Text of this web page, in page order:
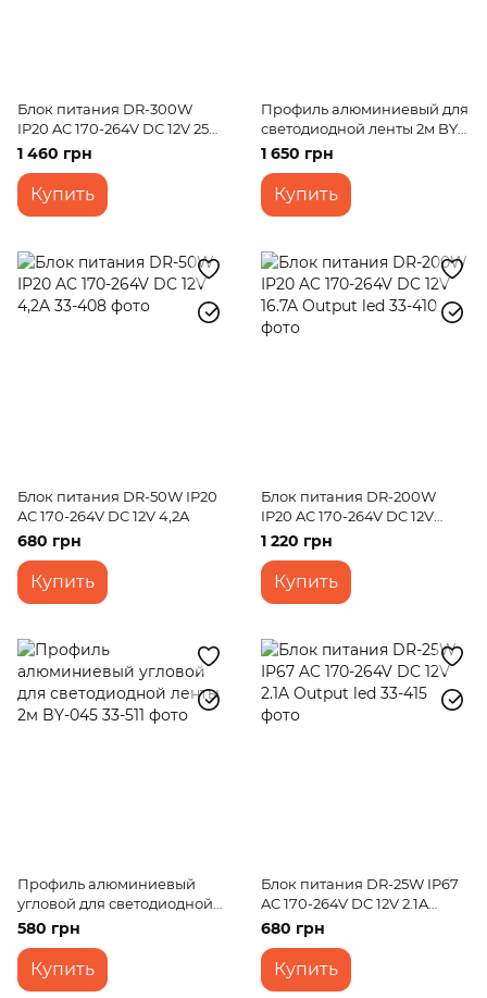
Блок питания DR-300W
IP20 AC 170-264V DC 12V 25A
Output led
1 460 грн
Купить
Профиль алюминиевый для
светодиодной ленты 2м BY-
049
1 650 грн
Купить
Блок питания DR-50W IP20
AC 170-264V DC 12V 4,2A
680 грн
Купить
Блок питания DR-200W
IP20 AC 170-264V DC 12V
16.7A Output led
1 220 грн
Купить
Профиль алюминиевый
угловой для светодиодной
ленты 2м BY-045
580 грн
Купить
Блок питания DR-25W IP67
AC 170-264V DC 12V 2.1A
Output led
680 грн
Купить